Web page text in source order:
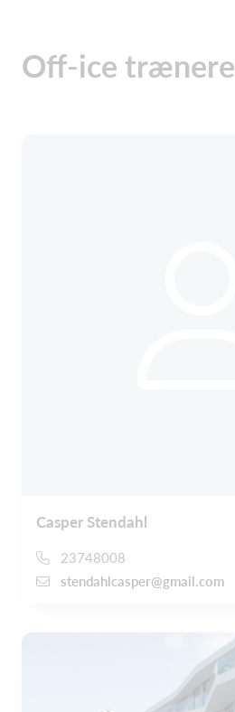
Off-ice trænere
Casper Stendahl
23748008
stendahlcasper@gmail.com